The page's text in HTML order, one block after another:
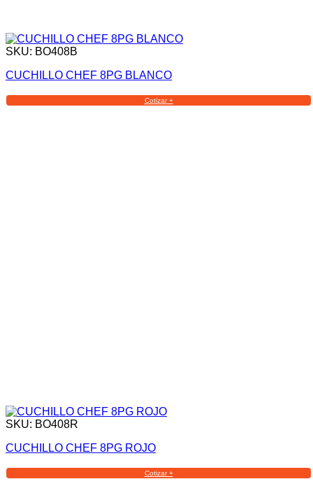
SKU: BO408B
CUCHILLO CHEF 8PG BLANCO
Cotizar +
SKU: BO408R
CUCHILLO CHEF 8PG ROJO
Cotizar +